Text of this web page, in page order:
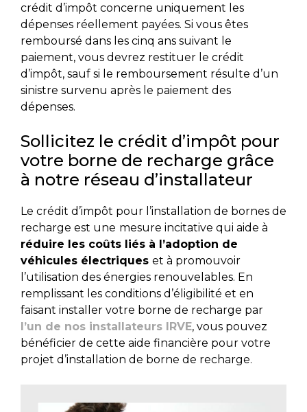
crédit d’impôt concerne uniquement les
dépenses réellement payées. Si vous êtes
remboursé dans les cinq ans suivant le
paiement, vous devrez restituer le crédit
d’impôt, sauf si le remboursement résulte d’un
sinistre survenu après le paiement des
dépenses.
Sollicitez le crédit d’impôt pour
votre borne de recharge grâce
à notre réseau d’installateur
Le crédit d’impôt pour l’installation de bornes de
recharge est une mesure incitative qui aide à
réduire les coûts liés à l’adoption de
véhicules électriques et à promouvoir
l’utilisation des énergies renouvelables. En
remplissant les conditions d’éligibilité et en
faisant installer votre borne de recharge par
l’un de nos installateurs IRVE, vous pouvez
bénéficier de cette aide financière pour votre
projet d’installation de borne de recharge.